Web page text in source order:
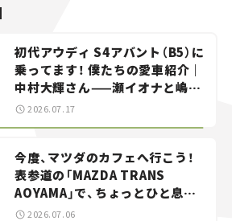
初代アウディ S4アバント（B5）に
乗ってます！ 僕たちの愛車紹介｜
中村大輝さん——瀬イオナと嶋田
智之の「クルマでざっくばらんば
らん！」＃20
2026.07.17
今度、マツダのカフェへ行こう！
表参道の「MAZDA TRANS
AOYAMA」で、ちょっとひと息。
——連載｜CCGとクルマでどうす
2026.07.06